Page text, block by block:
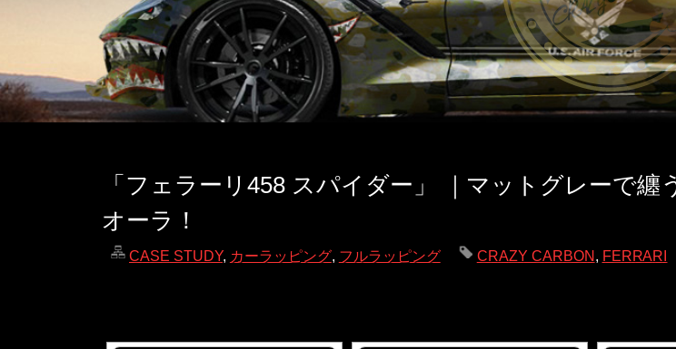
「フェラーリ458 スパイダー」 ｜マットグレーで纏
オーラ！
CASE STUDY, カーラッピング, フルラッピング CRAZY CARBON , FERRARI